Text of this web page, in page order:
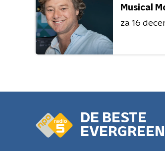
Musical
za 16
DE BESTE